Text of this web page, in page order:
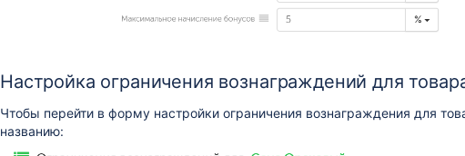
Настройка ограничения вознаграждений для
Чтобы перейти в форму настройки ограничения вознаграждения для
названию: